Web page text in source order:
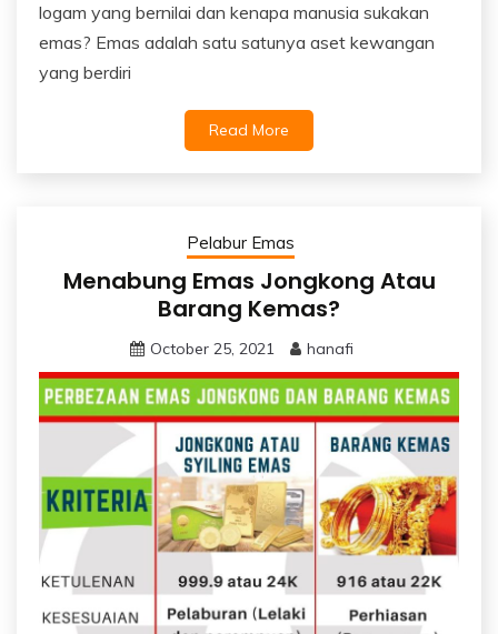
logam yang bernilai dan kenapa manusia sukakan
emas? Emas adalah satu satunya aset kewangan
yang berdiri
Read More
Pelabur Emas
Menabung Emas Jongkong Atau
Barang Kemas?
October 25, 2021 hanafi